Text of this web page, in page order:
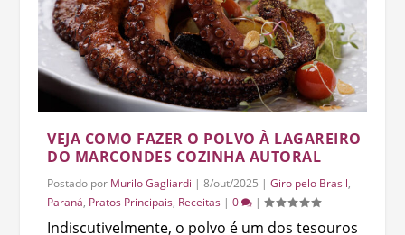
VEJA COMO FAZER O POLVO À LAGAREIRO
DO MARCONDES COZINHA AUTORAL
Postado por Murilo Gagliardi |8/out/2025 |Giro pelo Brasil,
Paraná, Pratos Principais, Receitas |0 |
Indiscutivelmente, o polvo é um dos tesouros